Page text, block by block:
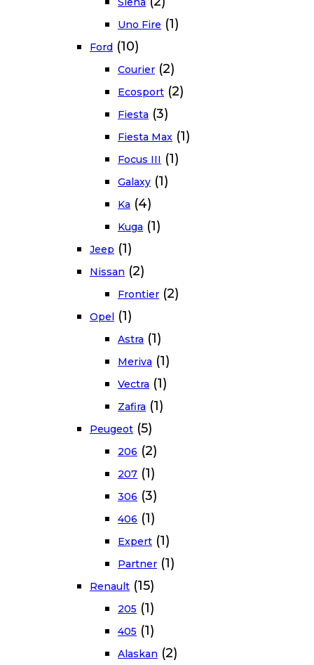
Uno Fire (1)
Ford (10)
Courier (2)
Ecosport (2)
Fiesta (3)
Fiesta Max (1)
Focus III (1)
Galaxy (1)
Ka (4)
Kuga (1)
Jeep (1)
Nissan (2)
Frontier (2)
Opel (1)
Astra (1)
Meriva (1)
Vectra (1)
Zafira (1)
Peugeot (5)
206 (2)
207 (1)
306 (3)
406 (1)
Expert (1)
Partner (1)
Renault (15)
205 (1)
405 (1)
Alaskan (2)